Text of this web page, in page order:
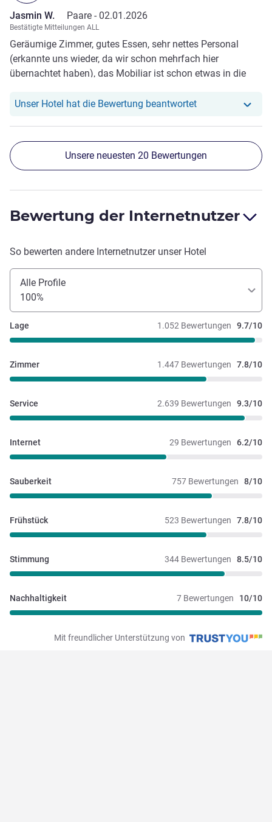
Jasmin W. Paare - 02.01.2026
Bestätigte Mitteilungen ALL
Geräumige Zimmer, gutes Essen, sehr nettes Personal
(erkannte uns wieder, da wir schon mehrfach hier
übernachtet haben), das Mobiliar ist schon etwas in die
Übernachtungen zwei Mal gar nicht aufgetaucht und vier
Unser Hotel hat die Bewertung beantwortetUnser Hotel hat
Unsere neuesten 20 Bewertungen
Bewertung der Internetnutzer
So bewerten andere Internetnutzer unser Hotel
Alle Profile
100%
1.052 Bewertungen 9.7/10
Lage
1.447 Bewertungen 7.8/10
Zimmer
2.639 Bewertungen 9.3/10
Service
29 Bewertungen 6.2/10
Internet
757 Bewertungen 8/10
Sauberkeit
523 Bewertungen 7.8/10
Frühstück
344 Bewertungen 8.5/10
Stimmung
7 Bewertungen 10/10
Nachhaltigkeit
Mit freundlicher Unterstützung von